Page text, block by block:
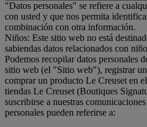
"Datos personales" se refiere a
con usted y que nos permita
combinación con otra información.
Niños: Este sitio web no está
sabiendas datos relacionados con
Podemos recopilar datos personales
sitio web (el "Sitio web"), registrar
comprar un producto Le Creuset en
tiendas Le Creuset (Boutiques
suscribirse a nuestras
personales pueden referirse a: